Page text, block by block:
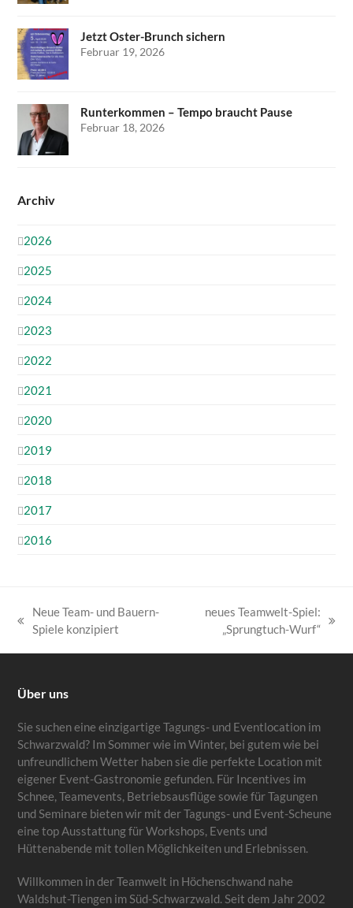
Jetzt Oster-Brunch sichern
Februar 19, 2026
Runterkommen – Tempo braucht Pause
Februar 18, 2026
Archiv
2026
2025
2024
2023
2022
2021
2020
2019
2018
2017
2016
vorheriger
Neue Team- und Bauern-
Spiele konzipiert
Nächster
neues Teamwelt-Spiel:
„Sprungtuch-Wurf“
Über uns
Sie suchen eine einzigartige Tagungs- und Eventlocation im
Schwarzwald? Im Sommer wie im Winter, bei gutem wie bei
unfreundlichem Wetter haben sie die perfekte Location mit
eigener Event-Gastronomie gefunden. Für Incentives im
Schnee, Teamevents, Betriebsausflüge sowie für Tagungen
und Seminare bieten wir mit der Tagungs- und Event-Scheune
eine top Ausstattung für Workshops, Events und
Hüttenabende mit tollen Möglichkeiten und Erlebnissen.
Willkommen in der Teamwelt in Höchenschwand nahe
Waldshut-Tiengen im Süd-Schwarzwald. Seit dem Jahr 2002